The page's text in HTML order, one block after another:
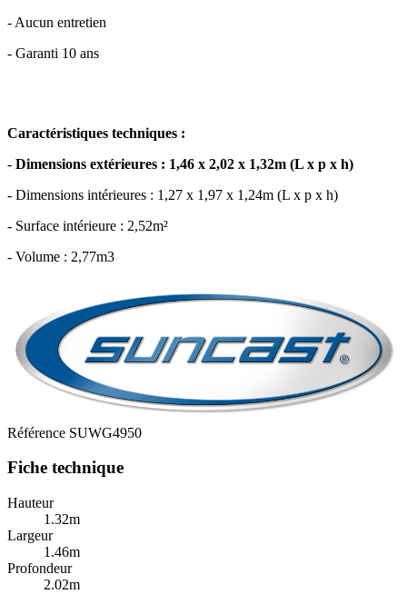
- Aucun entretien
- Garanti 10 ans
Caractéristiques techniques :
- Dimensions extérieures : 1,46 x 2,02 x 1,32m (L x p x h)
- Dimensions intérieures : 1,27 x 1,97 x 1,24m (L x p x h)
- Surface intérieure : 2,52m²
- Volume : 2,77m3
Référence SUWG4950
Fiche technique
Hauteur
1.32m
Largeur
1.46m
Profondeur
2.02m